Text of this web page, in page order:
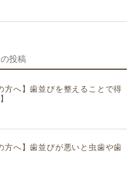
投稿
方へ】歯並びを整えることで得
方へ】歯並びが悪いと虫歯や歯